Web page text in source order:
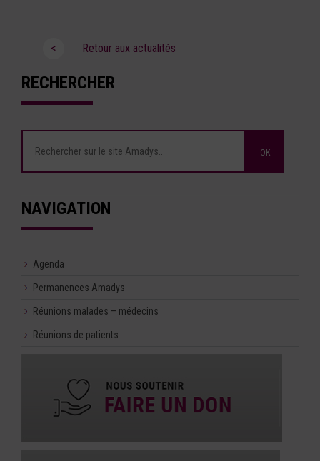
< Retour aux actualités
RECHERCHER
NAVIGATION
Agenda
Permanences Amadys
Réunions malades – médecins
Réunions de patients